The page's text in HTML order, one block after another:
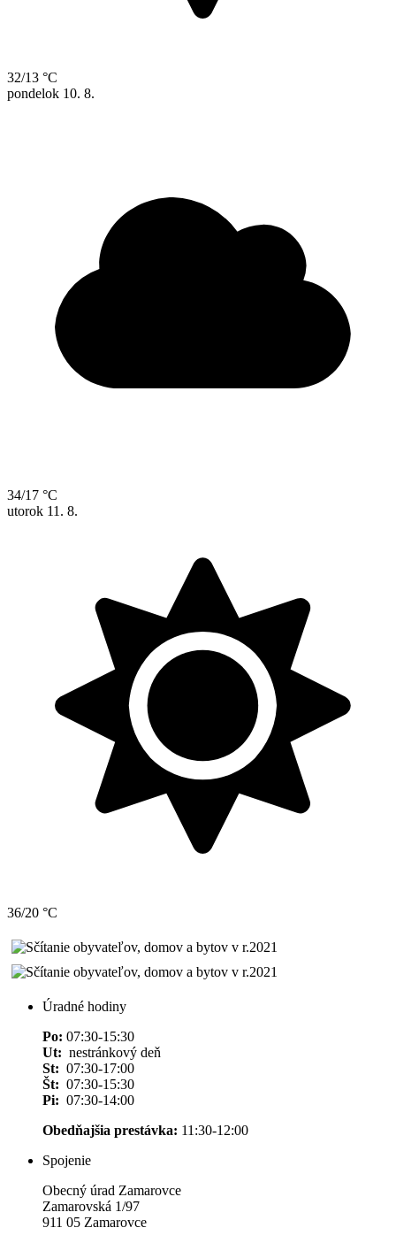
32/13 °C
pondelok 10. 8.
34/17 °C
utorok 11. 8.
36/20 °C
Úradné hodiny
Po: 07:30-15:30
Ut: nestránkový deň
St: 07:30-17:00
Št: 07:30-15:30
Pi: 07:30-14:00
Obedňajšia prestávka: 11:30-12:00
Spojenie
Obecný úrad Zamarovce
Zamarovská 1/97
911 05 Zamarovce